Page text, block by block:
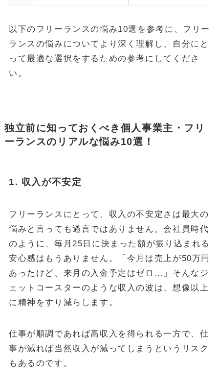
以下のフリーランスの悩み10選を参考に、フリー
ランスの悩みについてより深く理解し、自分にと
って最適な選択をするための参考にしてくださ
い。
独立前に知っておくべき個人事業主・フリ
ーランスのリアルな悩み10選 ！
1. 収入が不安定
フリーランスにとって、収入の不安定さは最大の
悩みと言っても過言ではありません。会社員時代
のように、毎月25日に決まった額が振り込まれる
安心感はもうありません。「今月は売上が50万円
あったけど、来月の入金予定はゼロ…」そんなジ
ェットコースターのような収入の波は、想像以上
に精神をすり減らします。
仕事が順調であれば高収入を得られる一方で、仕
事が減れば当然収入が減ってしまうというリスク
もあるのです。